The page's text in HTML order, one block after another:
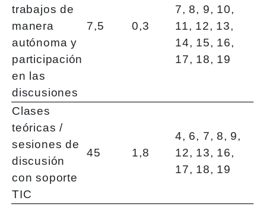
trabajos de
manera
autónoma y
participación
en las
discusiones
7,5 0,3
7, 8, 9, 10,
11, 12, 13,
14, 15, 16,
17, 18, 19
Clases
teóricas /
sesiones de
discusión
con soporte
TIC
45 1,8
4, 6, 7, 8, 9,
12, 13, 16,
17, 18, 19